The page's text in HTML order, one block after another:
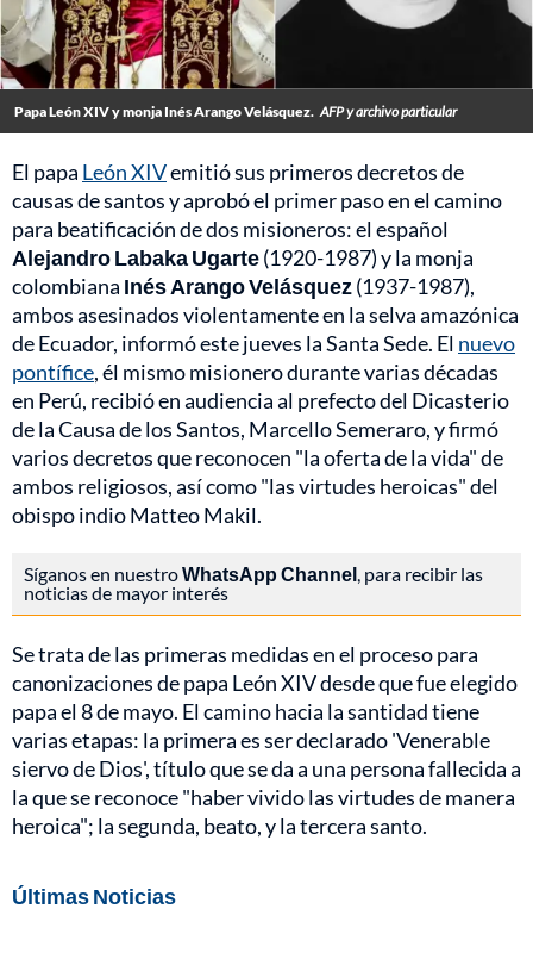
Papa León XIV y monja Inés Arango Velásquez. AFP y archivo particular
El papa León XIVemitió sus primeros decretos de
causas de santos y aprobó el primer paso en el camino
para beatificación de dos misioneros: el español
Alejandro Labaka Ugarte(1920-1987) y la monja
colombiana Inés Arango Velásquez(1937-1987),
ambos asesinados violentamente en la selva amazónica
de Ecuador, informó este jueves la Santa Sede. El nuevo
pontífice, él mismo misionero durante varias décadas
en Perú, recibió en audiencia al prefecto del Dicasterio
de la Causa de los Santos, Marcello Semeraro, y firmó
varios decretos que reconocen "la oferta de la vida" de
ambos religiosos, así como "las virtudes heroicas" del
obispo indio Matteo Makil.
Síganos en nuestroWhatsApp Channel, para recibir las
noticias de mayor interés
Se trata de las primeras medidas en el proceso para
canonizaciones de papa León XIV desde que fue elegido
papa el 8 de mayo. El camino hacia la santidad tiene
varias etapas: la primera es ser declarado 'Venerable
siervo de Dios', título que se da a una persona fallecida a
la que se reconoce "haber vivido las virtudes de manera
heroica"; la segunda, beato, y la tercera santo.
Últimas Noticias